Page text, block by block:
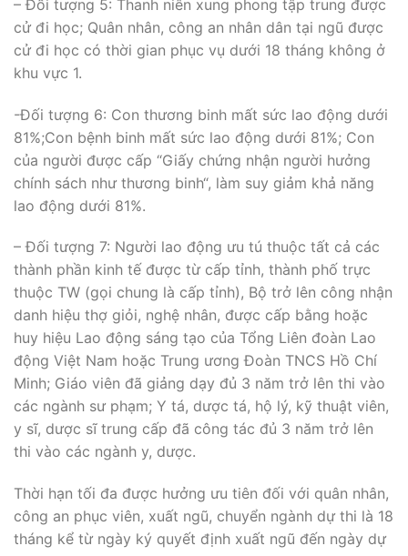
– Đối tượng 5: Thanh niên xung phong tập trung được
cử đi học; Quân nhân, công an nhân dân tại ngũ được
cử đi học có thời gian phục vụ dưới 18 tháng không ở
khu vực 1.
-Đối tượng 6: Con thương binh mất sức lao động dưới
81%;Con bệnh binh mất sức lao động dưới 81%; Con
của người được cấp “Giấy chứng nhận người hưởng
chính sách như thương binh“, làm suy giảm khả năng
lao động dưới 81%.
– Đối tượng 7: Người lao động ưu tú thuộc tất cả các
thành phần kinh tế được từ cấp tỉnh, thành phố trực
thuộc TW (gọi chung là cấp tỉnh), Bộ trở lên công nhận
danh hiệu thợ giỏi, nghệ nhân, được cấp bằng hoặc
huy hiệu Lao động sáng tạo của Tổng Liên đoàn Lao
động Việt Nam hoặc Trung ương Đoàn TNCS Hồ Chí
Minh; Giáo viên đã giảng dạy đủ 3 năm trở lên thi vào
các ngành sư phạm; Y tá, dược tá, hộ lý, kỹ thuật viên,
y sĩ, dược sĩ trung cấp đã công tác đủ 3 năm trở lên
thi vào các ngành y, dược.
Thời hạn tối đa được hưởng ưu tiên đối với quân nhân,
công an phục viên, xuất ngũ, chuyển ngành dự thi là 18
tháng kể từ ngày ký quyết định xuất ngũ đến ngày dự